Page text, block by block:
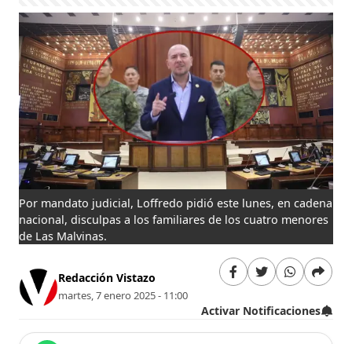
Por mandato judicial, Loffredo pidió este lunes, en cadena
nacional, disculpas a los familiares de los cuatro menores
de Las Malvinas.
Redacción Vistazo
martes, 7 enero 2025 - 11:00
Activar Notificaciones